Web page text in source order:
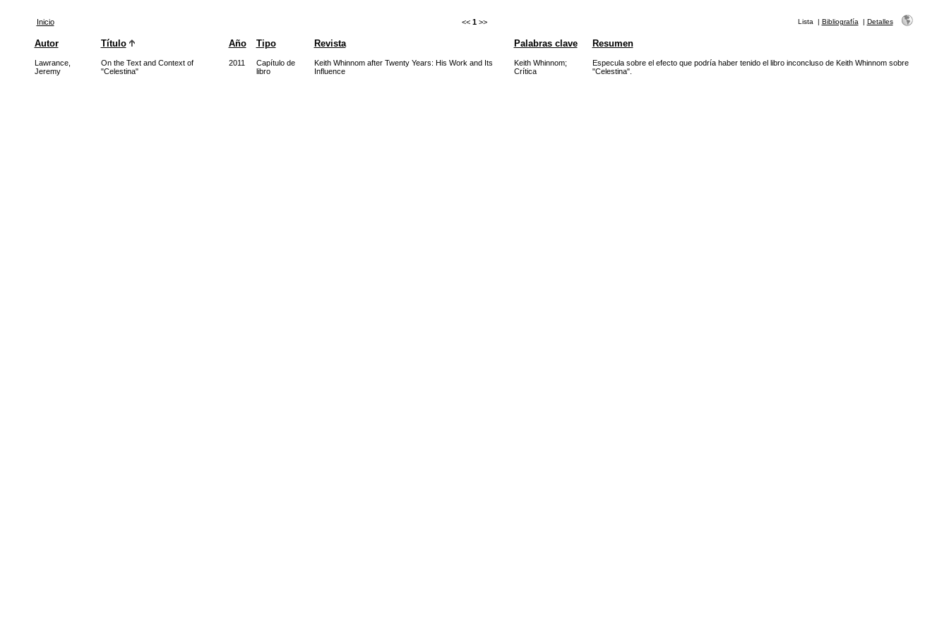
Inicio << 1 >> Lista | Bibliografía | Detalles
Autor Título Año Tipo Revista Palabras clave Resumen
Lawrance,
Jeremy
On the Text and Context of
"Celestina"
2011
Capítulo de
libro
Keith Whinnom after Twenty Years: His Work and Its
Influence
Keith Whinnom;
Crítica
Especula sobre el efecto que podría haber tenido el libro inconcluso de Keith Whinnom sobre
"Celestina".